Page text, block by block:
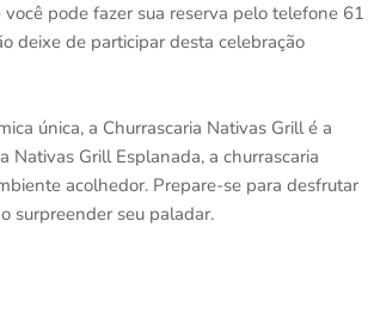
pode fazer sua reserva pelo telefone 61
deixe de participar desta celebração
única, a Churrascaria Nativas Grill é a
Nativas Grill Esplanada, a churrascaria
acolhedor. Prepare-se para desfrutar
surpreender seu paladar.